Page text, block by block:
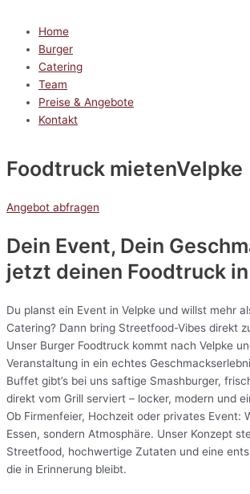
Home
Burger
Catering
Team
Preise & Angebote
Kontakt
Foodtruck mietenVelpke
Angebot abfragen
Dein Event, Dein
jetzt deinen Foodtruck in
Du planst ein Event in Velpke und willst mehr
Catering? Dann bring Streetfood-Vibes direkt
Unser Burger Foodtruck kommt nach Velpke
Veranstaltung in ein echtes
Buffet gibt’s bei uns saftige Smashburger,
direkt vom Grill serviert – locker, modern und
Ob Firmenfeier, Hochzeit oder privates Event:
Essen, sondern Atmosphäre. Unser Konzept
Streetfood, hochwertige Zutaten und eine
die in Erinnerung bleibt.